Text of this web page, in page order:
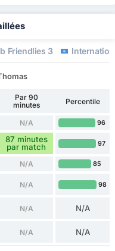
Friendlies 3
Par 90
minutes
Percentile
N/A 96
87 minutes
par match
97
N/A 85
N/A 98
N/A N/A
N/A N/A